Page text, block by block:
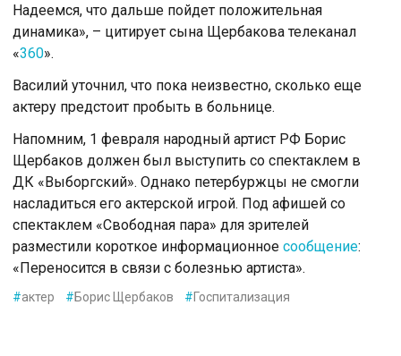
Надеемся, что дальше пойдет положительная
динамика», – цитирует сына Щербакова телеканал
«360».
Василий уточнил, что пока неизвестно, сколько еще
актеру предстоит пробыть в больнице.
Напомним, 1 февраля народный артист РФ Борис
Щербаков должен был выступить со спектаклем в
ДК «Выборгский». Однако петербуржцы не смогли
насладиться его актерской игрой. Под афишей со
спектаклем «Свободная пара» для зрителей
разместили короткое информационное сообщение:
«Переносится в связи с болезнью артиста».
#актер #Борис Щербаков #Госпитализация